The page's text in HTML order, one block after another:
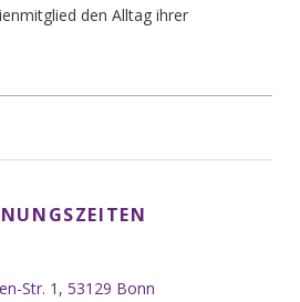
den Alltag ihrer
Str. 1, 53129 Bonn